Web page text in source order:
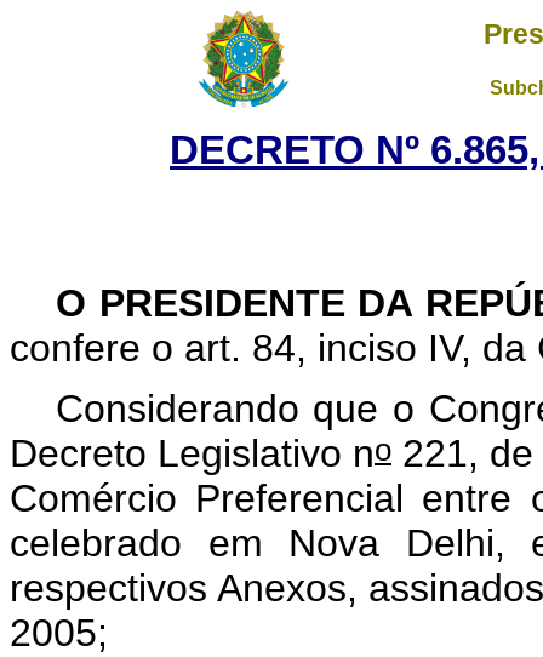
DECRETO Nº
O PRESIDENTE DA
confere o art. 84, inciso IV,
Considerando que o
Decreto Legislativo no 221,
Comércio Preferencial
celebrado em Nova
respectivos Anexos,
2005;